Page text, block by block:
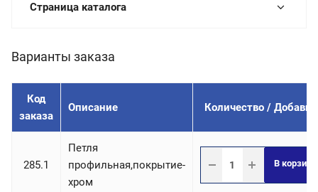
Страница каталога
Варианты заказа
Код
заказа
Описание Количество /
285.1
Петля
профильная,покрытие-
хром
В корзину